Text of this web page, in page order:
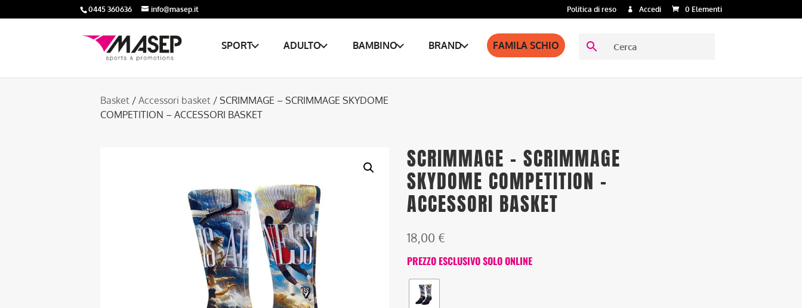
0445 360636 info@masep.it Politica di reso Accedi 0 Elementi
SPORT ADULTO BAMBINO BRAND FAMILA SCHIO
Basket / Accessori basket / SCRIMMAGE – SCRIMMAGE SKYDOME
COMPETITION – ACCESSORI BASKET
SCRIMMAGE – SCRIMMAGE
SKYDOME COMPETITION –
ACCESSORI BASKET
18,00 €
PREZZO ESCLUSIVO SOLO ONLINE